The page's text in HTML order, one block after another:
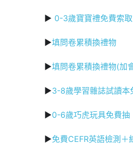
▶ 0-3歲寶寶禮免費索取
▶填問卷累積換禮物
▶填問卷累積換禮物(加
▶3-8歲學習雜誌試讀本
▶0-6歲巧虎玩具免費抽
▶免費CEFR英語檢測＋